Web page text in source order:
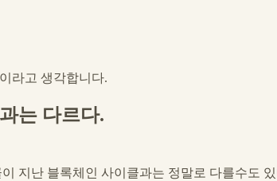
라고 생각합니다.
는 다르다.
지난 블록체인 사이클과는 정말로 다를수도